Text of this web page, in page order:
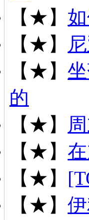
【★】
【★】
【★】
的
【★】
【★】
【★】
【★】